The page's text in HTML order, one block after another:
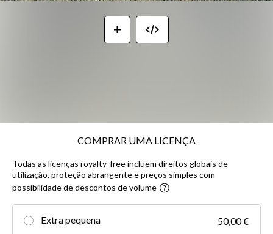
COMPRAR UMA LICENÇA
Todas as licenças royalty-free incluem direitos globais de
utilização, proteção abrangente e preços simples com
possibilidade de descontos de volume
Extra pequena 50,00 €